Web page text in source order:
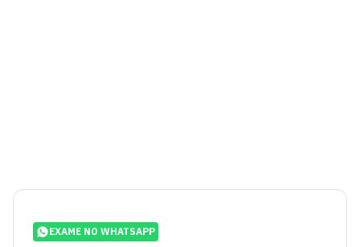
EXAME NO WHATSAPP